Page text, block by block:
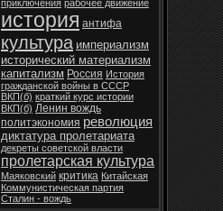
приключения рабочее движение
история антифа
культура империализм
исторический материализм
капитализм Россия История
гражданской войны в СССР
ВКП(б) краткий курс истории
ВКП(б) Ленин вождь
политэкономия революция
диктатура пролетариата
декреты советской власти
пролетарская культура
Маяковский критика Китайская
Коммунистическая партия
Сталин - вождь